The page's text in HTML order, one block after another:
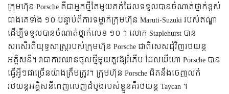
ក្រុមហ៊ុន Porsche គឺជាអ្នកថ្មីតែមួយគត់ដែលទទួលបានចំណាត់ថ្នាក់ខ្ពស់
ជាងគេទាំង ១០ បន្ទាប់ពីការទម្លាក់ក្រុមហ៊ុន Maruti-Suzuki របស់ឥណ្ឌា
ដើម្បីទទួលបានចំណាត់ថ្នាក់លេខ ១០ ។ លោក Staplehurst បាន
សរសើរពីយុទ្ធសាស្រ្តរបស់ក្រុមហ៊ុន Porsche ជាពិសេសជុំវិញរថយន្ត
អគ្គិសនី។ វាជាការឈានចូលថ្មីមួយគួរឱ្យរំភើប ដែលយីហោ Porsche បាន
ធ្វើអ្វីៗជាច្រើនយ៉ាងត្រឹមត្រូវ។ ក្រុមហ៊ុន Porsche ជិតនឹងចេញលក់
រថយន្តអគ្គិសនីពេញលេញដំបូងរបស់ខ្លួនគឺរថយន្ត Taycan ។